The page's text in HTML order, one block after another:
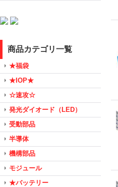
商品カテゴリ一覧
★福袋
★IOP★
☆速攻☆
発光ダイオード（LED）
受動部品
半導体
機構部品
モジュール
★バッテリー